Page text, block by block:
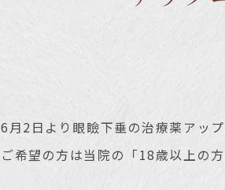
6月2日より眼瞼下垂の治療薬アッ
ご希望の方は当院の「18歳以上の